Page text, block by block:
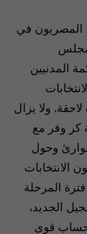
المصريون في
المدنيين
ولا يزال
كر وفر مع
وحول
الانتخابات
المرحلة
الجديد،
حساب قوى